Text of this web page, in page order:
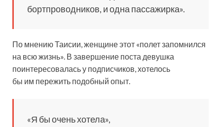
бортпроводников, и одна пассажирка».
По мнению Таисии, женщине этот «полет запомнился
на всю жизнь». В завершение поста девушка
поинтересовалась у подписчиков, хотелось
бы им пережить подобный опыт.
«Я бы очень хотела»,